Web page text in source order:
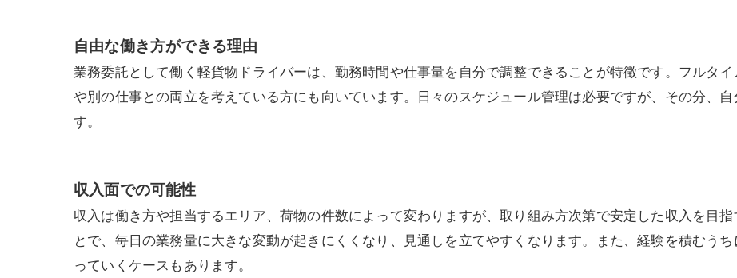
自由な働き方ができる理由
業務委託として働く軽貨物ドライバーは、勤務時間や仕事量を自分で調整できることが特徴です。フルタ
や別の仕事との両立を考えている方にも向いています。日々のスケジュール管理は必要ですが、その分、
す。
収入面での可能性
収入は働き方や担当するエリア、荷物の件数によって変わりますが、取り組み方次第で安定した収入を目
とで、毎日の業務量に大きな変動が起きにくくなり、見通しを立てやすくなります。また、経験を積むう
っていくケースもあります。